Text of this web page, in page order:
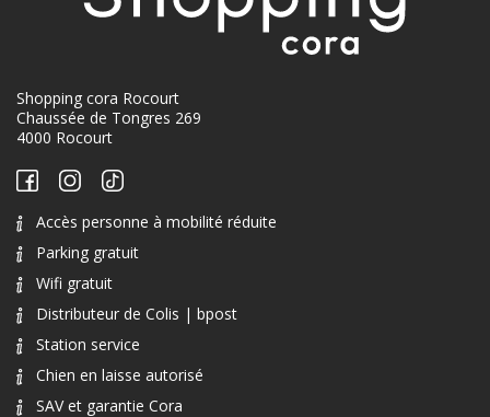
Shopping cora Rocourt
Chaussée de Tongres 269
4000 Rocourt
Accès personne à mobilité réduite
Parking gratuit
Wifi gratuit
Distributeur de Colis | bpost
Station service
Chien en laisse autorisé
SAV et garantie Cora